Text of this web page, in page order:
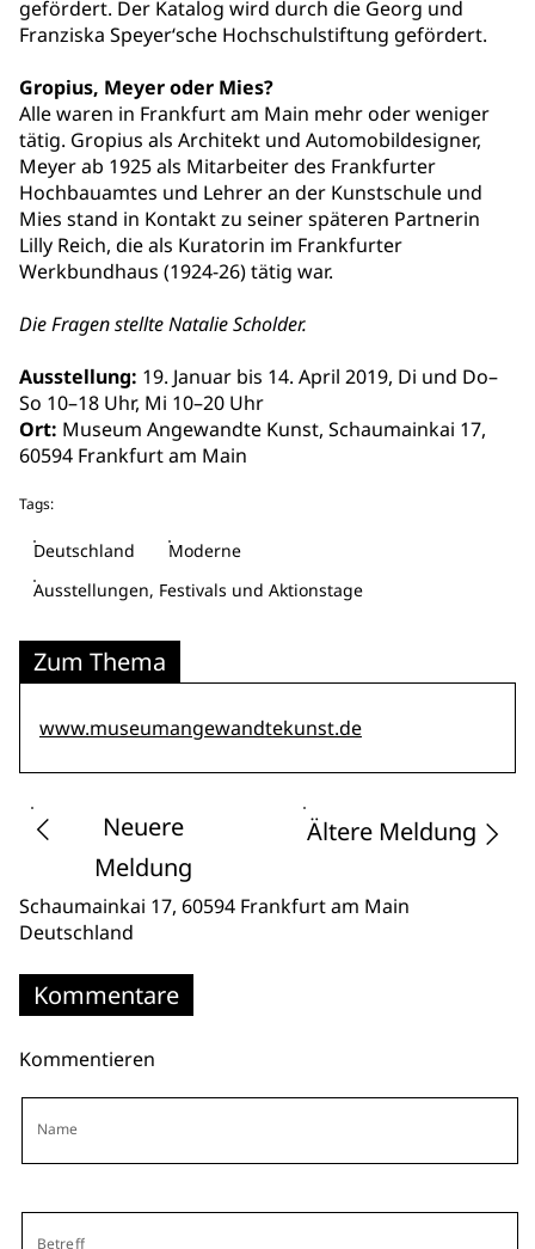
gefördert. Der Katalog wird durch die Georg und
Franziska Speyer‘sche Hochschulstiftung gefördert.
Gropius, Meyer oder Mies?
Alle waren in Frankfurt am Main mehr oder weniger
tätig. Gropius als Architekt und Automobildesigner,
Meyer ab 1925 als Mitarbeiter des Frankfurter
Hochbauamtes und Lehrer an der Kunstschule und
Mies stand in Kontakt zu seiner späteren Partnerin
Lilly Reich, die als Kuratorin im Frankfurter
Werkbundhaus (1924-26) tätig war.
Die Fragen stellte Natalie Scholder.
Ausstellung: 19. Januar bis 14. April 2019, Di und Do–
So 10–18 Uhr, Mi 10–20 Uhr
Ort: Museum Angewandte Kunst, Schaumainkai 17,
60594 Frankfurt am Main
Tags:
Deutschland
Moderne
Ausstellungen, Festivals und Aktionstage
Zum Thema
www.museumangewandtekunst.de
Neuere
Meldung
Ältere Meldung
Schaumainkai 17, 60594 Frankfurt am Main
Deutschland
Kommentare
Kommentieren
Name
Betreff